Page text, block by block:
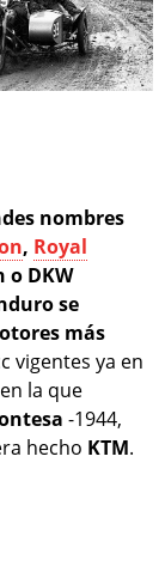
nombres
, Royal
o DKW
se
más
vigentes ya en
la que
-1944,
hecho KTM.